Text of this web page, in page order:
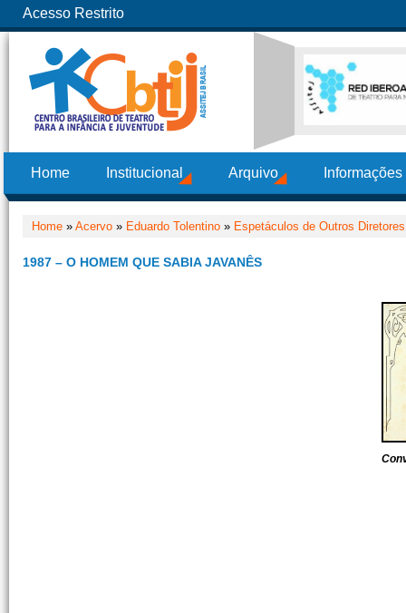
Acesso Restrito
Home Institucional Arquivo
Home » Acervo » Eduardo Tolentino » Espetáculos de Outros
1987 – O HOMEM QUE SABIA JAVANÊS